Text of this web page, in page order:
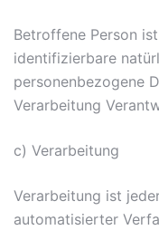
Betroffene Person
identifizierbare
personenbezogene
Verarbeitung
c) Verarbeitung
Verarbeitung ist
automatisierter